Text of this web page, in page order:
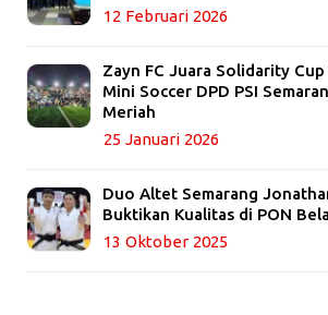
12 Februari 2026
Zayn FC Juara Solidarity
Mini Soccer DPD PSI
Meriah
25 Januari 2026
Duo Altet Semarang
Buktikan Kualitas di PON
13 Oktober 2025